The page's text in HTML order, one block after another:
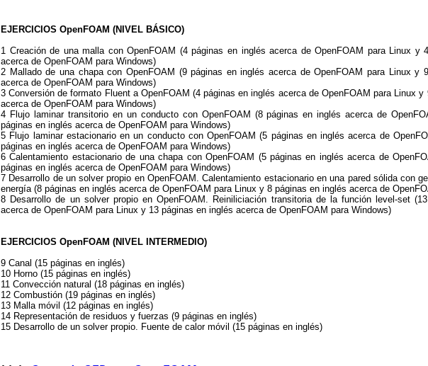
EJERCICIOS OpenFOAM (NIVEL BÁSICO)
1 Creación de una malla con OpenFOAM (4 páginas en inglés acerca de OpenFOAM para Linux y
acerca de OpenFOAM para Windows)
2 Mallado de una chapa con OpenFOAM (9 páginas en inglés acerca de OpenFOAM para Linux y
acerca de OpenFOAM para Windows)
3 Conversión de formato Fluent a OpenFOAM (4 páginas en inglés acerca de OpenFOAM para Linux y
acerca de OpenFOAM para Windows)
4 Flujo laminar transitorio en un conducto con OpenFOAM (8 páginas en inglés acerca de
páginas en inglés acerca de OpenFOAM para Windows)
5 Flujo laminar estacionario en un conducto con OpenFOAM (5 páginas en inglés acerca de
páginas en inglés acerca de OpenFOAM para Windows)
6 Calentamiento estacionario de una chapa con OpenFOAM (5 páginas en inglés acerca de
páginas en inglés acerca de OpenFOAM para Windows)
7 Desarrollo de un solver propio en OpenFOAM. Calentamiento estacionario en una pared sólida con
energía (8 páginas en inglés acerca de OpenFOAM para Linux y 8 páginas en inglés acerca de
8 Desarrollo de un solver propio en OpenFOAM. Reiniliciación transitoria de la función level-set
acerca de OpenFOAM para Linux y 13 páginas en inglés acerca de OpenFOAM para Windows)
EJERCICIOS OpenFOAM (NIVEL INTERMEDIO)
9 Canal (15 páginas en inglés)
10 Horno (15 páginas en inglés)
11 Convección natural (18 páginas en inglés)
12 Combustión (19 páginas en inglés)
13 Malla móvil (12 páginas en inglés)
14 Representación de residuos y fuerzas (9 páginas en inglés)
15 Desarrollo de un solver propio. Fuente de calor móvil (15 páginas en inglés)